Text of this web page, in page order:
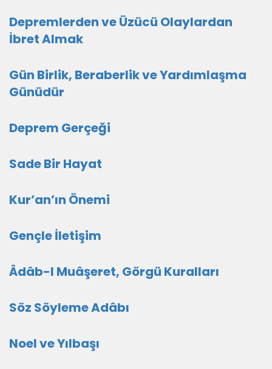
Depremlerden ve Üzücü Olaylardan
İbret Almak
Gün Birlik, Beraberlik ve Yardımlaşma
Günüdür
Deprem Gerçeği
Sade Bir Hayat
Kur’an’ın Önemi
Gençle İletişim
Âdâb-I Muâşeret, Görgü Kuralları
Söz Söyleme Adâbı
Noel ve Yılbaşı